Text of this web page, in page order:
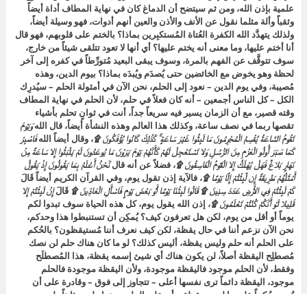
علمية بإذن الله، ومن ثم سيتضح أن الدماغ كان في نهاية المطاف أداة أيضاً
وثقباً وألة مثلما نقول عن الأنف والأذن والعين أنهم أدوات، فهو وسيلة أيضاً،
ولذلك يتهدَّد الله الكفرة العُتاة المُستكبِرين بماذا؟ بالختم على قلوبهم، فهو قال
أنا أختم عليها، وما معنى أنه يختم عليها؟ أي أنها لا تعود تتلقى شيئاً من خارج،
سوف تتوقَّف عن الفهم بالمرة، وسوف يبقى البعيد مُتورِّطاً في كفره إلى آخر
لحظة وهو يخوض مع الخائضين حتى يُصدَم ويُبدَه بماذا؟ بيوم الدين، وهذه
مُصيبة، وفي يوم الدين – نعود إلى الحلم، نحن الآن في أمثولة الحلم – سيُدرِك
الكل – كل الناس أجمعين – أنه كان فعلاً في حلم، لأن الحلم في نهاية المطاف
وقته قصير، مع أن الزمان يسير فيه سريعاً جداً، أنت في ثوانٍ تحلم بأشياء
تقصها ربما في نصف ساعة، وكذلك هذا العالم وهذه النشأة أيضاً، قال اللهوَيَوْمَ
تَقُومُ السَّاعَةُ يُقْسِمُ الْمُجْرِمُونَ مَا لَبِثُوا غَيْرَ سَاعَةٍ ۚ كَذَٰلِكَ كَانُوا يُؤْفَكُونَ ۩، وقال أيضاً اللهفَاصْبِرْ
كَمَا صَبَرَ أُولُو الْعَزْمِ مِنَ الرُّسُلِ وَلا تَسْتَعْجِلْ لَهُمْ كَأَنَّهُمْ يَوْمَ يَرَوْنَ مَا يُوعَدُونَ لَمْ يَلْبَثُوا إِلا سَاعَةً مِنْ
نَهَارٍ بَلاغٌ فَهَلْ يُهْلَكُ إِلا الْقَوْمُ الْفَاسِقُونَ ۩، فضلاً عن أنه قالنَّحْنُ أَعْلَمُ بِمَا يَقُولُونَ إِذْ يَقُولُ
أَمْثَلُهُمْ طَرِيقَةً إِن لَّبِثْتُمْ إِلَّا يَوْمًا ۩، فالآية إذن تقول يوم، وفي القرآن الكريم أيضاً قَالَ
كَمْ لَبِثْتُمْ فِي الأَرْضِ عَدَدَ سِنِينَ ۩ قَالُوا لَبِثْنَا يَوْمًا أَوْ بَعْضَ يَوْمٍ فَاسْأَلِ الْعَادِّينَ ۩ قَالَإِنْ لَبِثْتُمْ إِلا
قَلِيلا لَوْ أَنَّكُمْ كُنْتُمْ تَعْلَمُونَ ۩، إذن الله يقول يوم، كل هذه الحياة سوف تبدوا لكم
يوماً أو أقل من يوم، لكن هل تعرفون كيف؟ يُمكِن أن تستنبطوا هذا وحدكم،
نحن الآن نزعم أننا في حال يقظة، لكن كيف نعرف أننا مُستيقظون؟ بالحُكم
على الحلم أنه حلم وليس يقظة، أليس كذلك؟ لو ما كان هناك حلم لن نصك
مُصطلِح اليقظة أصلاً، لن يكون هناك أي شيئ إسمه يقظة، هذا المُصطلَح
وفقط، لأن الحلم موجود فاليقظة موجودة، ولأن اليقظة موجودة فالحلم
موجود، اليقظة دائماً ترى نفسها أعلى – تتجاوز إلى فوق – وقادرة على أن